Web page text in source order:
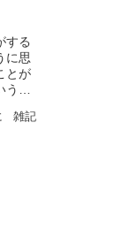
する
に思
とが
印
雑記